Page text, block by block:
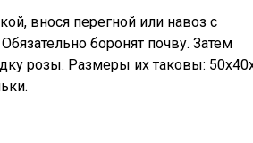
внося перегной или навоз с
боронят почву. Затем
розы. Размеры их таковы: